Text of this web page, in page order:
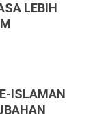
LEBIH
ISLAMAN